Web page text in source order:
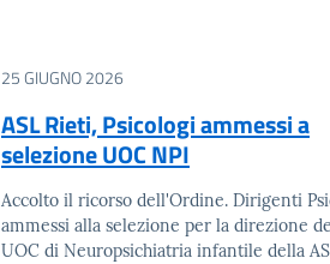
25 GIUGNO 2026
ASL Rieti, Psicologi ammessi a
selezione UOC NPI
Accolto il ricorso dell'Ordine. Dirigenti
ammessi alla selezione per la direzione
UOC di Neuropsichiatria infantile della